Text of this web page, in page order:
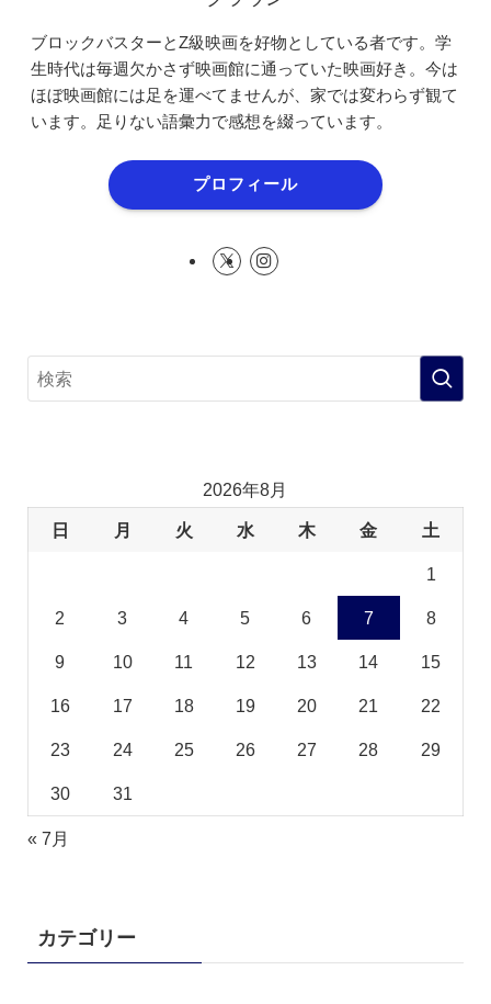
ブロックバスターとZ級映画を好物としている者です。学
生時代は毎週欠かさず映画館に通っていた映画好き。今は
ほぼ映画館には足を運べてませんが、家では変わらず観て
います。足りない語彙力で感想を綴っています。
プロフィール
2026年8月
日 月 火 水 木 金 土
1
2 3 4 5 6 7 8
9 10 11 12 13 14 15
16 17 18 19 20 21 22
23 24 25 26 27 28 29
30 31
« 7月
カテゴリー